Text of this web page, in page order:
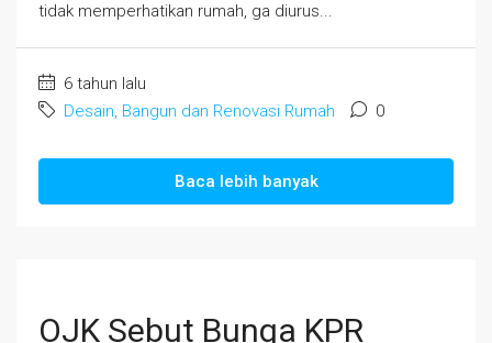
tidak memperhatikan rumah, ga diurus...
6 tahun lalu
Desain, Bangun dan Renovasi Rumah
0
Baca lebih banyak
OJK Sebut Bunga KPR